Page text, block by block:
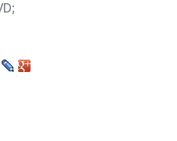
Microsoft и